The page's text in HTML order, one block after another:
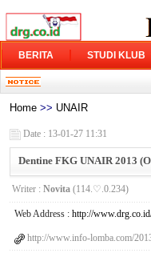
BERITA STUDI KLUB
Home >> UNAIR
Date : 13-01-27 11:31
Dentine FKG UNAIR 2013
Writer : Novita(114.♡.0.234)
Web Address : http://
http://www.info-lomba.com/